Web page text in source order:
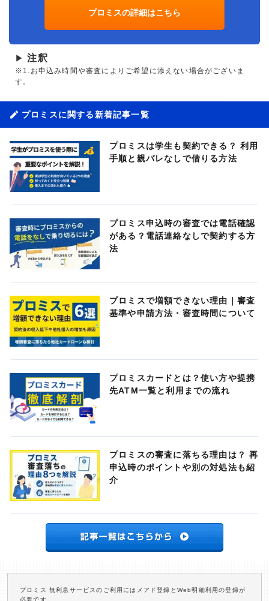
プロミスの詳細はこちら
▶ 注釈
※1.お申込み時間や審査によりご希望に添えない場合がございま
す。
プロミスに関する新着記事一覧
プロミスは学生も契約できる？ 利用
手順と親バレなしで借りる方法
プロミス申込時の審査では電話確認
がある？電話連絡なしで契約する方
法
プロミスで増額できない理由｜審査
基準や申請方法・審査時間について
プロミスカードとは？使い方や提携
先ATM一覧と利用までの流れ
プロミスの審査に落ちる理由は？ 再
申込時のポイントや別の対処法も紹
介
プロミス 無利息サービスのご利用にはメアド登録とWeb明細利用の登録が
必要です。